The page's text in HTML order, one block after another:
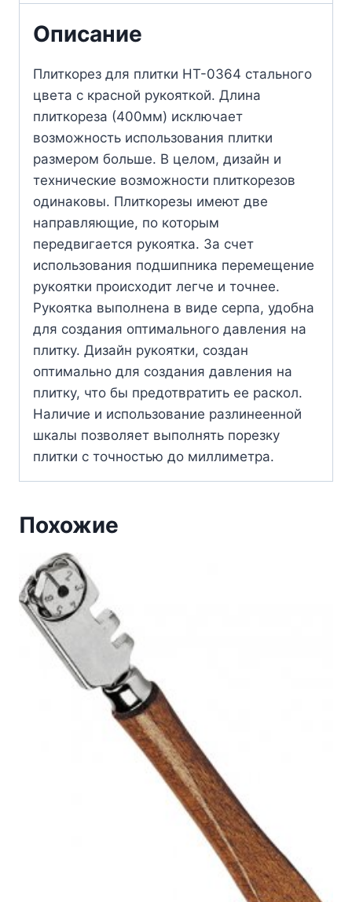
Описание
Плиткорез для плитки HT-0364 стального
цвета с красной рукояткой. Длина
плиткореза (400мм) исключает
возможность использования плитки
размером больше. В целом, дизайн и
технические возможности плиткорезов
одинаковы. Плиткорезы имеют две
направляющие, по которым
передвигается рукоятка. За счет
использования подшипника перемещение
рукоятки происходит легче и точнее.
Рукоятка выполнена в виде серпа, удобна
для создания оптимального давления на
плитку. Дизайн рукоятки, создан
оптимально для создания давления на
плитку, что бы предотвратить ее раскол.
Наличие и использование разлинеенной
шкалы позволяет выполнять порезку
плитки с точностью до миллиметра.
Похожие